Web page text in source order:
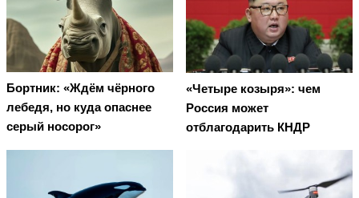
Бортник: «Ждём чёрного
лебедя, но куда опаснее
серый носорог»
«Четыре козыря»: чем
Россия может
отблагодарить КНДР